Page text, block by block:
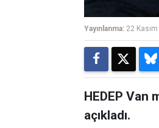
Yayınlanma: 22
HEDEP Van
açıkladı.